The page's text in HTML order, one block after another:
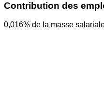
Contribution des
0,016% de la masse